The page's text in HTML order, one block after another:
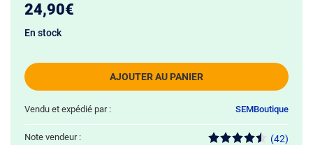
24,90€
AJOUTER AU PANIER
En stock
Vendu et expédié par : SEMBoutique
Note vendeur : (42)